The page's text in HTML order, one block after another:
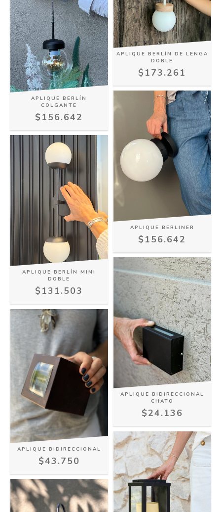
APLIQUE BERLÍN
COLGANTE
$156.642
APLIQUE BERLÍN DE LENGA
DOBLE
$173.261
APLIQUE BERLÍN MINI
DOBLE
$131.503
APLIQUE BERLINER
$156.642
APLIQUE BIDIRECCIONAL
$43.750
APLIQUE BIDIRECCIONAL
CHATO
$24.136